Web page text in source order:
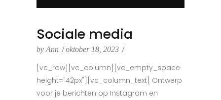
Sociale media
by Ann oktober 18, 2023
[vc_row][vc_column][vc_empty_space
height="42px"][vc_column_text] Ontwerp
voor je berichten op Instagram en